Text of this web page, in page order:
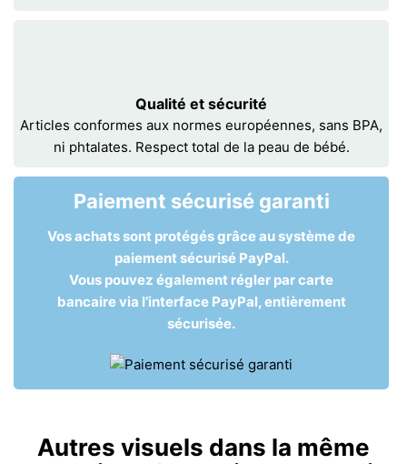
Qualité et sécurité
Articles conformes aux normes européennes, sans BPA,
ni phtalates. Respect total de la peau de bébé.
Paiement sécurisé garanti
Vos achats sont protégés grâce au système de
paiement sécurisé PayPal.
Vous pouvez également régler par carte
bancaire via l’interface PayPal, entièrement
sécurisée.
Autres visuels dans la même